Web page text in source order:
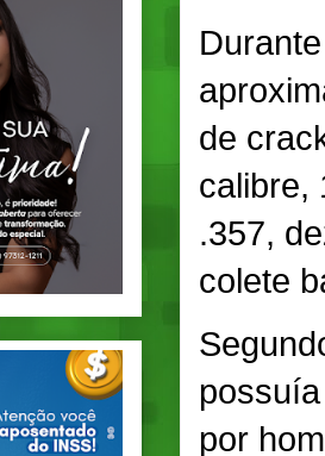
de
calibre,
.357,
colete
por